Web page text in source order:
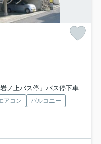
バス停」バス停下車 徒歩5分
アコン
バルコニー